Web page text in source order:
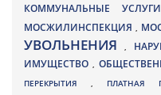
КОММУНАЛЬНЫЕ
МОСЖИЛИНСПЕКЦИЯ,
УВОЛЬНЕНИЯ,
ИМУЩЕСТВО ,
ПЕРЕКРЫТИЯ , ПЛАТНАЯ